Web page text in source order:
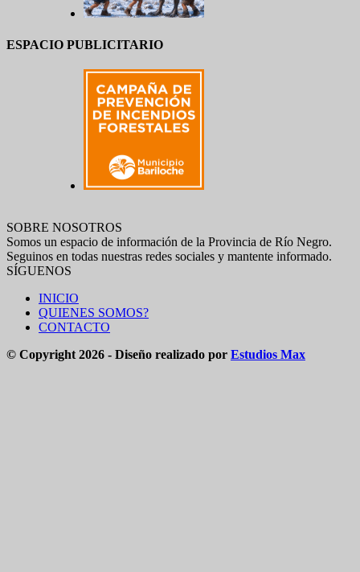
ESPACIO PUBLICITARIO
SOBRE NOSOTROS
Somos un espacio de información de la Provincia de Río Negro.
Seguinos en todas nuestras redes sociales y mantente informado.
SÍGUENOS
INICIO
QUIENES SOMOS?
CONTACTO
© Copyright 2026 - Diseño realizado por Estudios Max